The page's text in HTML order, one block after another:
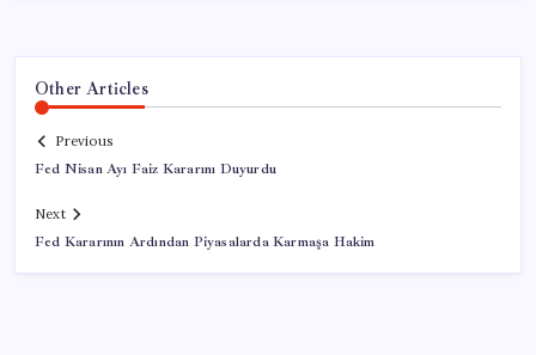
Other Articles
Previous
Fed Nisan Ayı Faiz Kararını Duyurdu
Next
Fed Kararının Ardından Piyasalarda Karmaşa Hakim